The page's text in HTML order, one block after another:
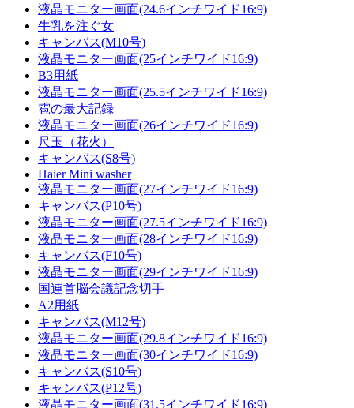
液晶モニター画面(24.6インチワイド16:9)
牛乳を注ぐ女
キャンバス(M10号)
液晶モニター画面(25インチワイド16:9)
B3用紙
液晶モニター画面(25.5インチワイド16:9)
雹の最大記録
液晶モニター画面(26インチワイド16:9)
尺玉（花火）
キャンバス(S8号)
Haier Mini washer
液晶モニター画面(27インチワイド16:9)
キャンバス(P10号)
液晶モニター画面(27.5インチワイド16:9)
液晶モニター画面(28インチワイド16:9)
キャンバス(F10号)
液晶モニター画面(29インチワイド16:9)
国連首脳会議記念切手
A2用紙
キャンバス(M12号)
液晶モニター画面(29.8インチワイド16:9)
液晶モニター画面(30インチワイド16:9)
キャンバス(S10号)
キャンバス(P12号)
液晶モニター画面(31.5インチワイド16:9)